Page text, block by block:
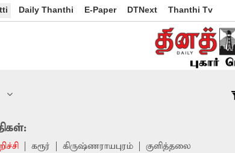
Daily Thanthi E-Paper DTNext Thanthi Tv
கரூர் கிருஷ்ணராயபுரம் குளித்தலை